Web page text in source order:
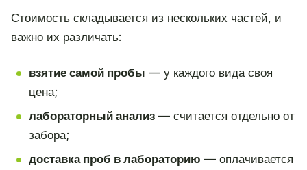
Стоимость складывается из нескольких частей, и
важно их различать:
взятие самой пробы — у каждого вида своя
цена;
лабораторный анализ— считается отдельно от
забора;
доставка проб в лабораторию — оплачивается